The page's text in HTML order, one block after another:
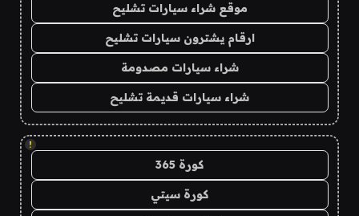
موقع شراء سيارات تشليح
ارقام يشترون سيارات تشليح
شراء سيارات مصدومة
شراء سيارات قديمة تشليح
!
كورة 365
كورة سيتي